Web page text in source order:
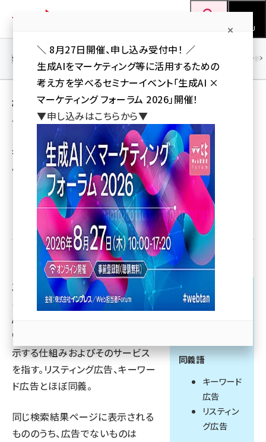
ン
MENU
seo (3541)
ai (2827)
youtube (2449)
note (2323)
セミナー (2318)
z世代 (1632)
meo (1282)
llmo (1171)
SEO アクセス解析／データ分析
検索連動型広告 とは 意味/解説/説明 （ケンサ
クレンドウガタコウコク）
キーワード検索を行った際に広告を表示する仕組みお
よびそのサービス。
優先するニュース提供元に追加
読み方
ケンサクレンドウ
同義語
キーワード
広告
リスティン
グ広告
主要ポータルサイト、Google検索、
あるいはTwitterやFacebook、
AmazonなどのECサイトで、キー
ワード検索を行った際に広告を表
示する仕組みおよびそのサービス
を指す。リスティング広告、キーワー
ド広告とほぼ同義。
同じ検索結果ページに表示される
もののうち、広告でないものは
＼ 8月27日開催、申し込み受付中！ ／
生成AIをマーケティング等に活用するための
考え方を学べるセミナーイベント「生成AI ×
マーケティング フォーラム 2026」開催！
▼申し込みはこちらから▼